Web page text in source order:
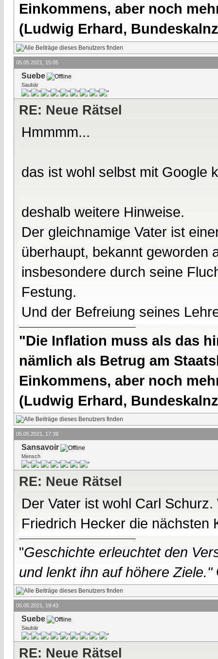
Einkommens, aber noch
(Ludwig Erhard,
05.05.2021, 15:05
Suebe
Saubär
RE: Neue Rätsel
Hmmmm...
das ist wohl selbst mit Google
deshalb weitere Hinweise.
Der gleichnamige Vater ist
überhaupt, bekannt geworden
insbesondere durch seine
Festung.
Und der Befreiung seines
"Die Inflation muss als das
nämlich als Betrug am
Einkommens, aber noch
(Ludwig Erhard,
05.05.2021, 17:39
Sansavoir
Mensch
RE: Neue Rätsel
Der Vater ist wohl Carl
Friedrich Hecker die nächsten
"Geschichte erleuchtet den
und lenkt ihn auf höhere Ziele."
05.05.2021, 19:43
Suebe
Saubär
RE: Neue Rätsel